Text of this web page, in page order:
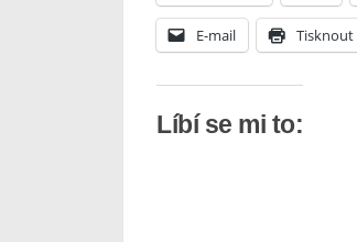
E-mail Tisknout
Líbí se mi to: